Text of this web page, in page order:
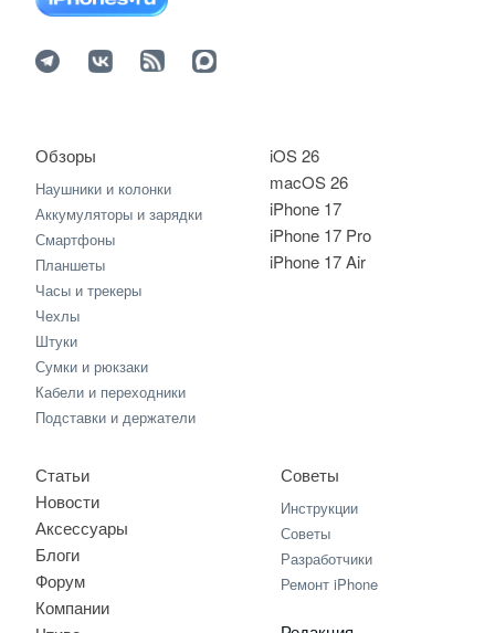
iOS 26
macOS 26
iPhone 17
iPhone 17 Pro
iPhone 17 Air
Обзоры
Наушники и колонки
Аккумуляторы и зарядки
Смартфоны
Планшеты
Часы и трекеры
Чехлы
Штуки
Сумки и рюкзаки
Кабели и переходники
Подставки и держатели
Статьи
Новости
Аксессуары
Блоги
Форум
Компании
Советы
Инструкции
Советы
Разработчики
Ремонт iPhone